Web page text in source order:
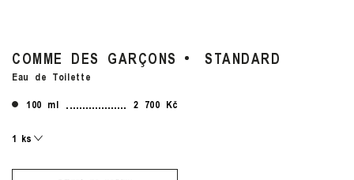
COMME DES GARÇONS STANDARD
Eau de Toilette
100 ml
2 700 Kč